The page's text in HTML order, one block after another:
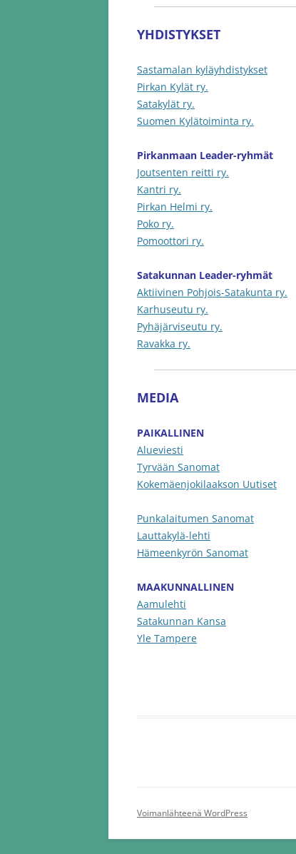
YHDISTYKSET
Sastamalan kyläyhdistykset
Pirkan Kylät ry.
Satakylät ry.
Suomen Kylätoiminta ry.
Pirkanmaan Leader-ryhmät
Joutsenten reitti ry.
Kantri ry.
Pirkan Helmi ry.
Poko ry.
Pomoottori ry.
Satakunnan Leader-ryhmät
Aktiivinen Pohjois-Satakunta ry.
Karhuseutu ry.
Pyhäjärviseutu ry.
Ravakka ry.
MEDIA
PAIKALLINEN
Alueviesti
Tyrvään Sanomat
Kokemäenjokilaakson Uutiset
Punkalaitumen Sanomat
Lauttakylä-lehti
Hämeenkyrön Sanomat
MAAKUNNALLINEN
Aamulehti
Satakunnan Kansa
Yle Tampere
Voimanlähteenä WordPress